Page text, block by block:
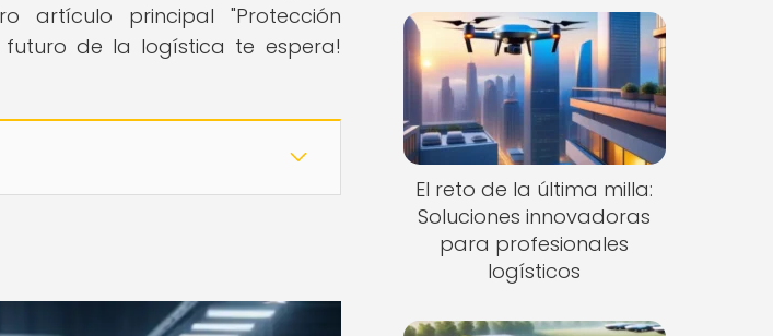
artículo principal "Protección
futuro de la logística te espera!
El reto de la última milla:
Soluciones innovadoras
para profesionales
logísticos